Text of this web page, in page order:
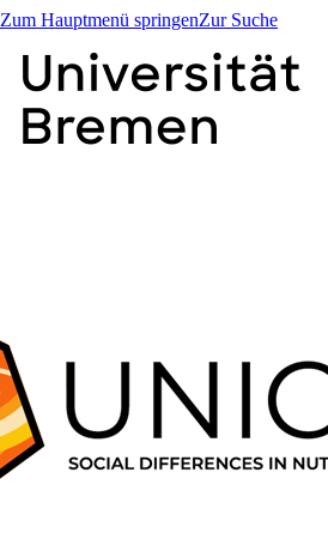
Zum Hauptmenü springenZur Suche